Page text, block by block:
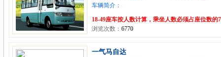
车辆简介：
18-49座车按人数计算，乘坐人数必须占座位数
浏览次数： 6770
一气马自达